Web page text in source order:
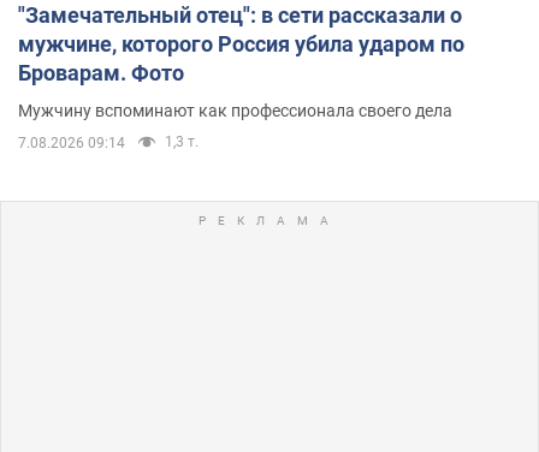
"Замечательный отец": в сети рассказали о
мужчине, которого Россия убила ударом по
Броварам. Фото
Мужчину вспоминают как профессионала своего дела
7.08.2026 09:14 1,3 т.